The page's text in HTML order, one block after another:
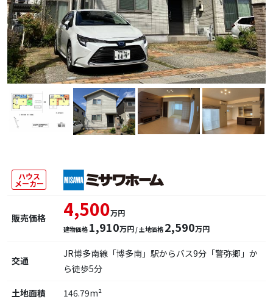
ハウス
メーカー
販売価格 4,500万円
建物価格 1,910万円 / 土地価格 2,590万円
交通
JR博多南線「博多南」駅からバス9分「警弥郷」か
ら徒歩5分
土地面積
146.79m²